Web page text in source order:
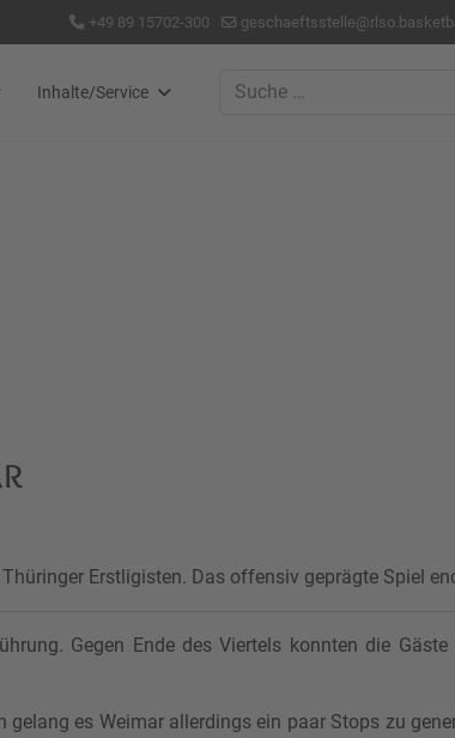
+49 89 15702-300
Inhalte/Service Suchen
Erstligisten. Das offensiv geprägte Spiel
Gegen Ende des Viertels konnten die Gäste
es Weimar allerdings ein paar Stops zu